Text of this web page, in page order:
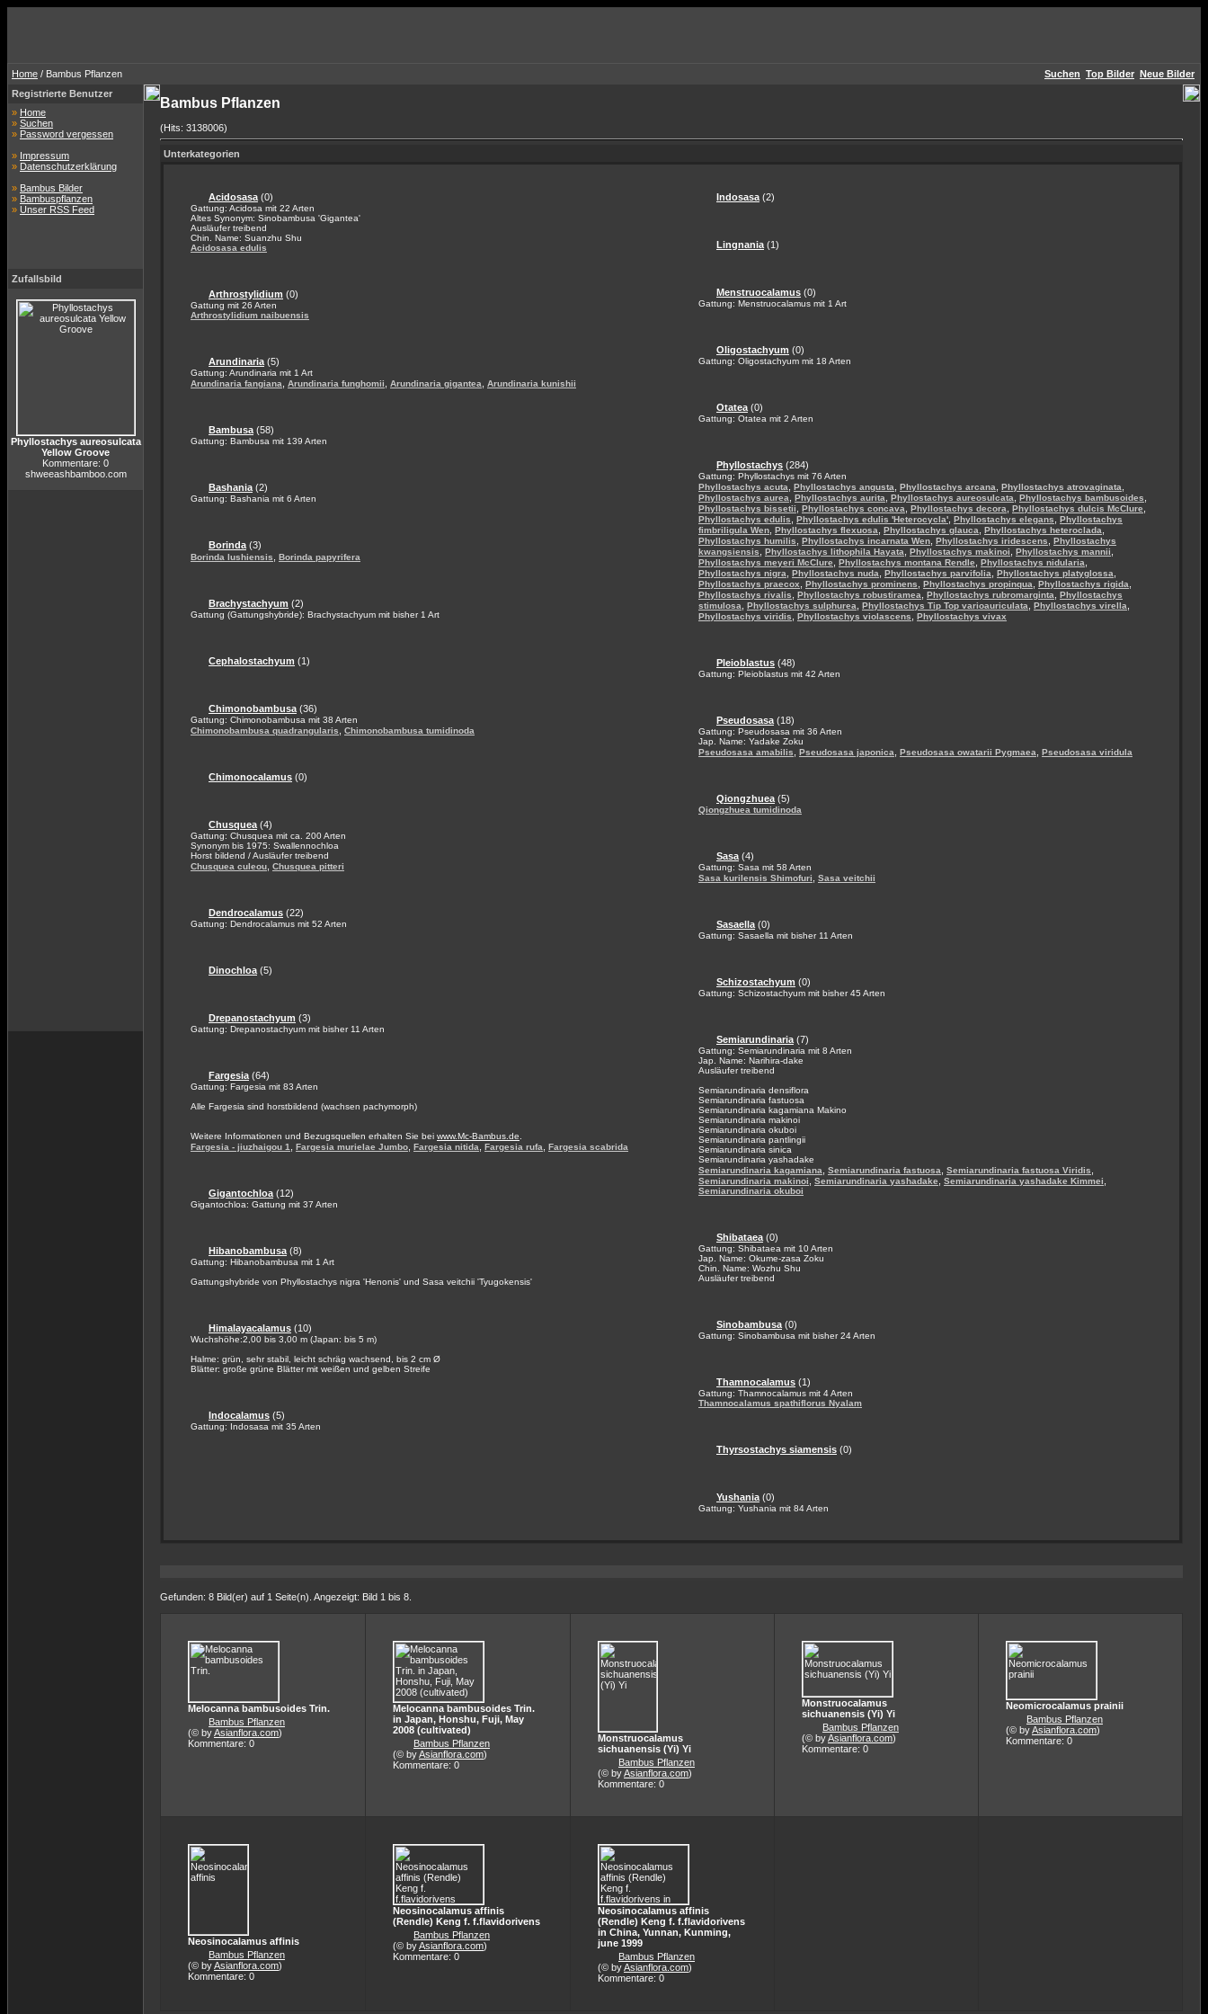
Home / Bambus Pflanzen Suchen Top Bilder Neue Bilder
Registrierte Benutzer
» Home
» Suchen
» Password vergessen
» Impressum
» Datenschutzerklärung
» Bambus Bilder
» Bambuspflanzen
» Unser RSS Feed
Zufallsbild
Phyllostachys aureosulcata
Yellow Groove
Kommentare: 0
shweeashbamboo.com
Bambus Pflanzen
(Hits: 3138006)
Unterkategorien
Acidosasa (0)
Gattung: Acidosa mit 22 Arten
Altes Synonym: Sinobambusa 'Gigantea'
Ausläufer treibend
Chin. Name: Suanzhu Shu
Acidosasa edulis
Arthrostylidium (0)
Gattung mit 26 Arten
Arthrostylidium naibuensis
Arundinaria (5)
Gattung: Arundinaria mit 1 Art
Arundinaria fangiana
Arundinaria funghomii Arundinaria gigantea Arundinaria kunishii
Bambusa (58)
Gattung: Bambusa mit 139 Arten
Bashania (2)
Gattung: Bashania mit 6 Arten
Borinda (3)
Borinda lushiensis Borinda papyrifera
Brachystachyum (2)
Gattung (Gattungshybride): Brachystachyum mit bisher 1 Art
Cephalostachyum (1)
Chimonobambusa (36)
Gattung: Chimonobambusa mit 38 Arten
Chimonobambusa quadrangularis
Chimonobambusa tumidinoda
Chimonocalamus (0)
Chusquea (4)
Gattung: Chusquea mit ca. 200 Arten
Synonym bis 1975: Swallennochloa
Horst bildend / Ausläufer treibend
Chusquea culeou Chusquea pitteri
Dendrocalamus (22)
Gattung: Dendrocalamus mit 52 Arten
Dinochloa (5)
Drepanostachyum (3)
Gattung: Drepanostachyum mit bisher 11 Arten
Fargesia (64)
Gattung: Fargesia mit 83 Arten
Alle Fargesia sind horstbildend (wachsen pachymorph)
Weitere Informationen und Bezugsquellen erhalten Sie bei www.Mc-Bambus.de
Fargesia - jiuzhaigou 1
Fargesia murielae Jumbo Fargesia nitida Fargesia rufa Fargesia scabrida
Gigantochloa (12)
Gigantochloa: Gattung mit 37 Arten
Hibanobambusa (8)
Gattung: Hibanobambusa mit 1 Art
Gattungshybride von Phyllostachys nigra 'Henonis' und Sasa veitchii 'Tyugokensis'
Himalayacalamus (10)
Wuchshöhe:2,00 bis 3,00 m (Japan: bis 5 m)
Halme: grün, sehr stabil, leicht schräg wachsend, bis 2 cm Ø
Blätter: große grüne Blätter mit weißen und gelben Streife
Indocalamus (5)
Gattung: Indosasa mit 35 Arten
Indosasa (2)
Lingnania (1)
Menstruocalamus (0)
Gattung: Menstruocalamus mit 1 Art
Oligostachyum (0)
Gattung: Oligostachyum mit 18 Arten
Otatea (0)
Gattung: Otatea mit 2 Arten
Phyllostachys (284)
Gattung: Phyllostachys mit 76 Arten
Phyllostachys acuta
Phyllostachys angusta Phyllostachys arcana Phyllostachys atrovaginata
Phyllostachys aurea Phyllostachys aurita Phyllostachys aureosulcata Phyllostachys bambusoides
Phyllostachys bissetii Phyllostachys concava Phyllostachys decora Phyllostachys dulcis McClure
Phyllostachys edulis Phyllostachys edulis 'Heterocycla' Phyllostachys elegans
Phyllostachys
fimbriligula Wen Phyllostachys flexuosa Phyllostachys glauca Phyllostachys heteroclada
Phyllostachys humilis Phyllostachys incarnata Wen Phyllostachys iridescens
Phyllostachys
kwangsiensis
Phyllostachys lithophila Hayata Phyllostachys makinoi Phyllostachys mannii
Phyllostachys meyeri McClure Phyllostachys montana Rendle Phyllostachys nidularia
Phyllostachys nigra Phyllostachys nuda Phyllostachys parvifolia Phyllostachys platyglossa
Phyllostachys praecox Phyllostachys prominens Phyllostachys propinqua Phyllostachys rigida
Phyllostachys rivalis Phyllostachys robustiramea Phyllostachys rubromarginta
Phyllostachys
stimulosa
Phyllostachys sulphurea Phyllostachys Tip Top varioauriculata Phyllostachys virella
Phyllostachys viridis Phyllostachys violascens Phyllostachys vivax
Pleioblastus (48)
Gattung: Pleioblastus mit 42 Arten
Pseudosasa (18)
Gattung: Pseudosasa mit 36 Arten
Jap. Name: Yadake Zoku
Pseudosasa amabilis
Pseudosasa japonica Pseudosasa owatarii Pygmaea Pseudosasa viridula
Qiongzhuea (5)
Qiongzhuea tumidinoda
Sasa (4)
Gattung: Sasa mit 58 Arten
Sasa kurilensis Shimofuri
Sasa veitchii
Sasaella (0)
Gattung: Sasaella mit bisher 11 Arten
Schizostachyum (0)
Gattung: Schizostachyum mit bisher 45 Arten
Semiarundinaria (7)
Gattung: Semiarundinaria mit 8 Arten
Jap. Name: Narihira-dake
Ausläufer treibend
Semiarundinaria densiflora
Semiarundinaria fastuosa
Semiarundinaria kagamiana Makino
Semiarundinaria makinoi
Semiarundinaria okuboi
Semiarundinaria pantlingii
Semiarundinaria sinica
Semiarundinaria yashadake
Semiarundinaria kagamiana
Semiarundinaria fastuosa Semiarundinaria fastuosa Viridis
Semiarundinaria makinoi Semiarundinaria yashadake Semiarundinaria yashadake Kimmei
Semiarundinaria okuboi
Shibataea (0)
Gattung: Shibataea mit 10 Arten
Jap. Name: Okume-zasa Zoku
Chin. Name: Wozhu Shu
Ausläufer treibend
Sinobambusa (0)
Gattung: Sinobambusa mit bisher 24 Arten
Thamnocalamus (1)
Gattung: Thamnocalamus mit 4 Arten
Thamnocalamus spathiflorus Nyalam
Thyrsostachys siamensis (0)
Yushania (0)
Gattung: Yushania mit 84 Arten
Gefunden: 8 Bild(er) auf 1 Seite(n). Angezeigt: Bild 1 bis 8.
Melocanna bambusoides Trin.
Bambus Pflanzen
(© byAsianflora.com)
Kommentare: 0
Melocanna bambusoides Trin.
in Japan, Honshu, Fuji, May
2008 (cultivated)
Bambus Pflanzen
(© byAsianflora.com)
Kommentare: 0
Monstruocalamus
sichuanensis (Yi) Yi
Bambus Pflanzen
(© byAsianflora.com)
Kommentare: 0
Monstruocalamus
sichuanensis (Yi) Yi
Bambus Pflanzen
(© byAsianflora.com)
Kommentare: 0
Neomicrocalamus prainii
Bambus Pflanzen
(© byAsianflora.com)
Kommentare: 0
Neosinocalamus affinis
Bambus Pflanzen
(© byAsianflora.com)
Kommentare: 0
Neosinocalamus affinis
(Rendle) Keng f. f.flavidorivens
Bambus Pflanzen
(© byAsianflora.com)
Kommentare: 0
Neosinocalamus affinis
(Rendle) Keng f. f.flavidorivens
in China, Yunnan, Kunming,
june 1999
Bambus Pflanzen
(© byAsianflora.com)
Kommentare: 0